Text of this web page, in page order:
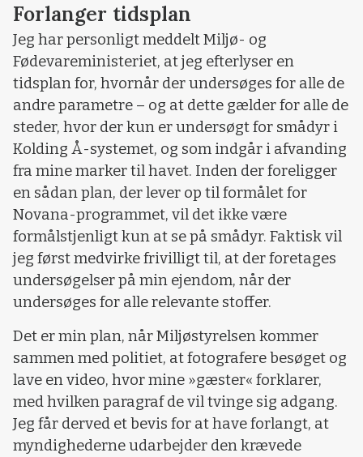
Forlanger tidsplan
Jeg har personligt meddelt Miljø- og
Fødevareministeriet, at jeg efterlyser en
tidsplan for, hvornår der undersøges for alle de
andre parametre – og at dette gælder for alle de
steder, hvor der kun er undersøgt for smådyr i
Kolding Å-systemet, og som indgår i afvanding
fra mine marker til havet. Inden der foreligger
en sådan plan, der lever op til formålet for
Novana-programmet, vil det ikke være
formålstjenligt kun at se på smådyr. Faktisk vil
jeg først medvirke frivilligt til, at der foretages
undersøgelser på min ejendom, når der
undersøges for alle relevante stoffer.
Det er min plan, når Miljøstyrelsen kommer
sammen med politiet, at fotografere besøget og
lave en video, hvor mine »gæster« forklarer,
med hvilken paragraf de vil tvinge sig adgang.
Jeg får derved et bevis for at have forlangt, at
myndighederne udarbejder den krævede